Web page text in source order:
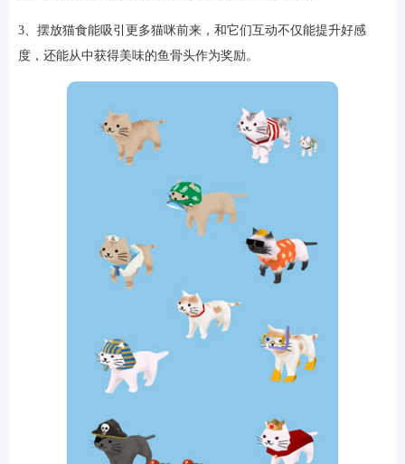
3、摆放猫食能吸引更多猫咪前来，和它们互动不仅能提升好感
度，还能从中获得美味的鱼骨头作为奖励。